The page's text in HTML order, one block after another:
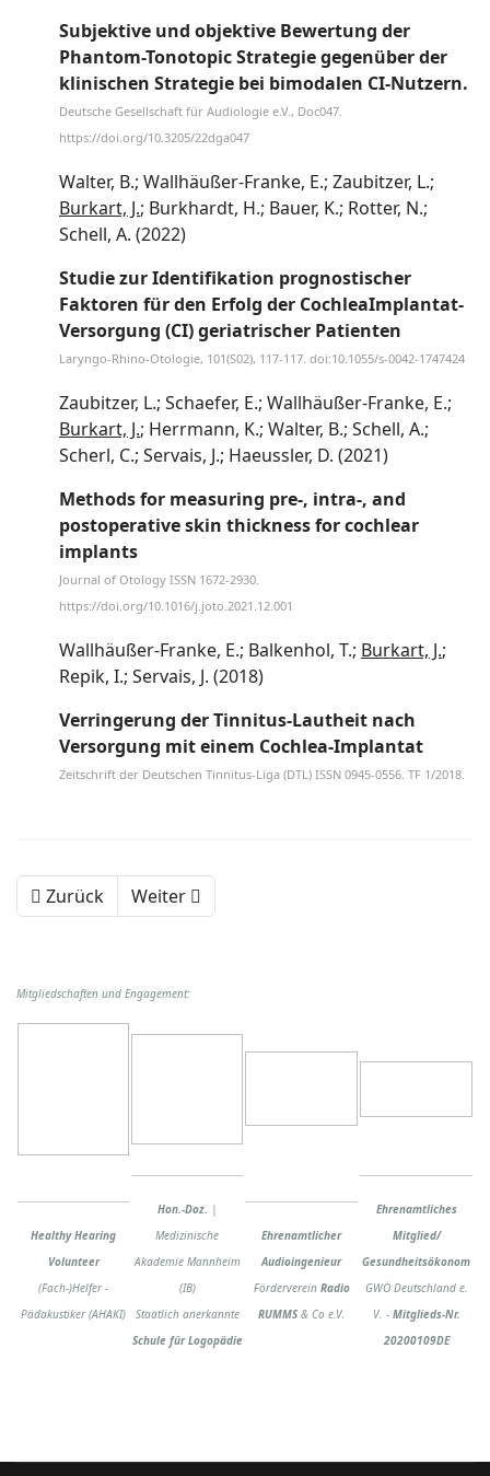
Subjektive und objektive Bewertung der
Phantom-Tonotopic Strategie gegenüber der
klinischen Strategie bei bimodalen CI-Nutzern.
Deutsche Gesellschaft für Audiologie e.V., Doc047.
https://doi.org/10.3205/22dga047
Walter, B.; Wallhäußer-Franke, E.; Zaubitzer, L.;
Burkart, J.; Burkhardt, H.; Bauer, K.; Rotter, N.;
Schell, A. (2022)
Studie zur Identifikation prognostischer
Faktoren für den Erfolg der CochleaImplantat-
Versorgung (CI) geriatrischer Patienten
Laryngo-Rhino-Otologie, 101(S02), 117-117. doi:10.1055/s-0042-1747424
Zaubitzer, L.; Schaefer, E.; Wallhäußer-Franke, E.;
Burkart, J.; Herrmann, K.; Walter, B.; Schell, A.;
Scherl, C.; Servais, J.; Haeussler, D. (2021)
Methods for measuring pre-, intra-, and
postoperative skin thickness for cochlear
implants
Journal of Otology ISSN 1672-2930.
https://doi.org/10.1016/j.joto.2021.12.001
Wallhäußer-Franke, E.; Balkenhol, T.; Burkart, J.;
Repik, I.; Servais, J. (2018)
Verringerung der Tinnitus-Lautheit nach
Versorgung mit einem Cochlea-Implantat
Zeitschrift der Deutschen Tinnitus-Liga (DTL) ISSN 0945-0556. TF 1/2018.
Zurück Weiter
Mitgliedschaften und Engagement:
Healthy Hearing
Volunteer
(Fach-)Helfer -
Pädakustiker (AHAKI)
Hon.-Doz. |
Medizinische
Akademie Mannheim
(IB)
Staatlich anerkannte
Schule für Logopädie
Ehrenamtlicher
Audioingenieur
Förderverein Radio
RUMMS& Co e.V.
Ehrenamtliches
Mitglied/
Gesundheitsökonom
GWÖ Deutschland e.
V. - Mitglieds-Nr.
20200109DE